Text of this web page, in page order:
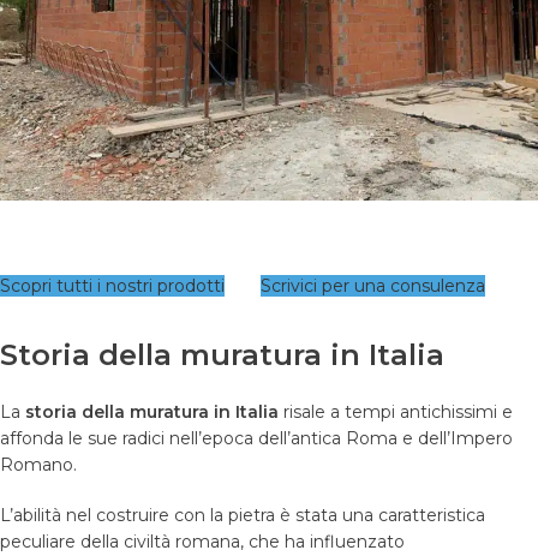
Scopri tutti i nostri prodotti Scrivici per una consulenza
Storia della muratura in Italia
La storia della muratura in Italia risale a tempi antichissimi e
affonda le sue radici nell’epoca dell’antica Roma e dell’Impero
Romano.
L’abilità nel costruire con la pietra è stata una caratteristica
peculiare della civiltà romana, che ha influenzato